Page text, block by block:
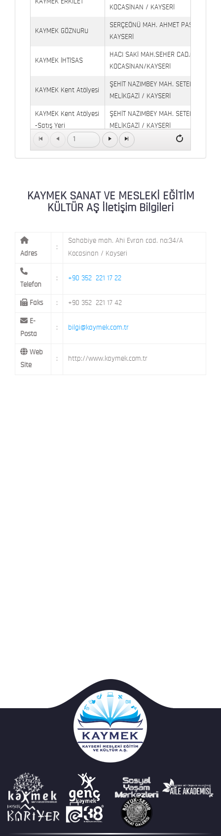
KAYMEK ERKİLET
KOCASİNAN / KAYSERİ
KAYMEK GÖZNURU
SERÇEÖNÜ MAH. AHMET PAŞA CAD.
KAYSERİ
KAYMEK İHTİSAS
HACI SAKİ MAH.SEHER CAD.(6009
KOCASİNAN/KAYSERİ
KAYMEK Kent Atölyesi
ŞEHİT NAZIMBEY MAH. SETENÖNÜ
MELİKGAZİ / KAYSERİ
KAYMEK Kent Atölyesi
-Satış Yeri
ŞEHİT NAZIMBEY MAH. SETENÖNÜ
MELİKGAZİ / KAYSERİ
Kaymek Köşk Sosyal
Köşk Mahallesi, Orgeneral Eşref Bitlis
KAYMEK SÜMER MEVLANA MAH. 8. CAD. NO: 28
MİMARSİNAN DEMOKRASİ MAH. FATİN
1
KAYMEK SANAT VE MESLEKİ EĞİTİM
KÜLTÜR AŞ İletişim Bilgileri
Adres
:
Sahabiye mah. Ahi Evran cad. no:34/A
Kocasinan / Kayseri
Telefon
: +90 352 221 17 22
Faks : +90 352 221 17 42
E-
Posta
: bilgi@kaymek.com.tr
Web
Site
: http://www.kaymek.com.tr